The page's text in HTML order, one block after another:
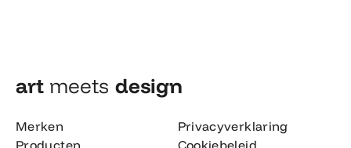
art meets design​
Merken
Producten
Privacyverklaring
Cookiebeleid